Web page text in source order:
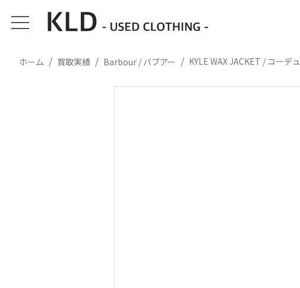
ホーム 買取実績 Barbour / バブアー